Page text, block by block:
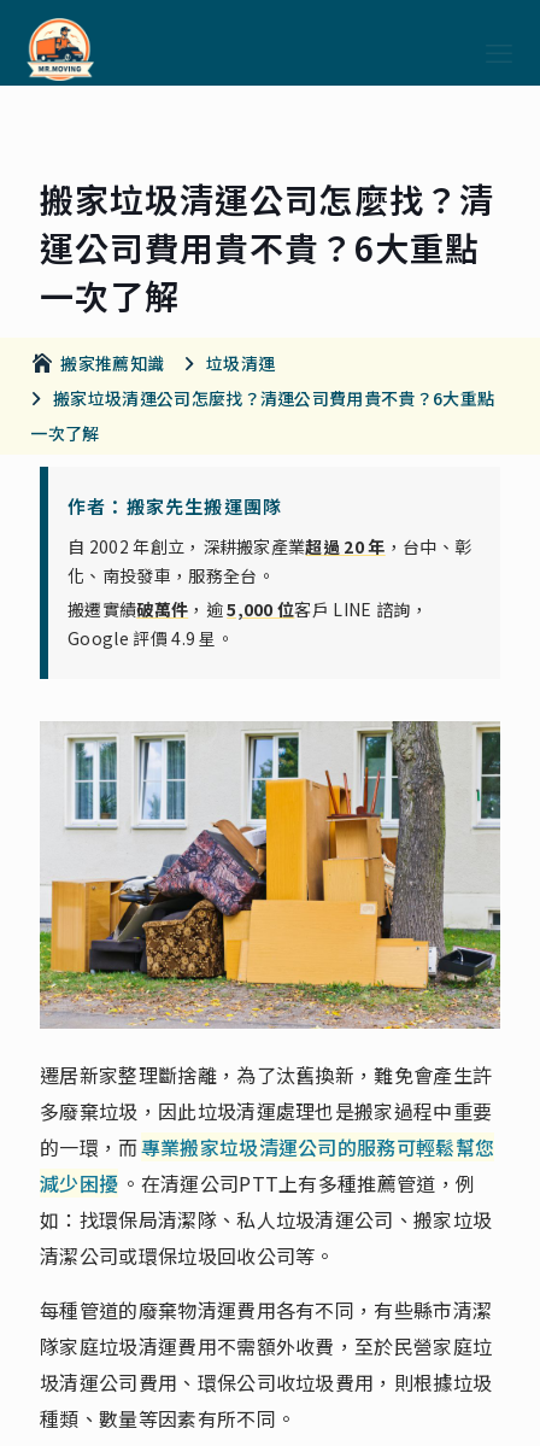
搬家垃圾清運公司怎麼找？清
運公司費用貴不貴？6大重點
一次了解
搬家推薦知識
垃圾清運
搬家垃圾清運公司怎麼找？清運公司費用貴不貴？6大重點
一次了解
作者：搬家先生搬運團隊
自 2002 年創立，深耕搬家產業超過 20 年 ，台中、彰
化、南投發車，服務全台。
搬遷實績破萬件 ，逾5,000 位客戶 LINE 諮詢，
Google 評價 4.9 星。
遷居新家整理斷捨離，為了汰舊換新，難免會產生許
多廢棄垃圾，因此垃圾清運處理也是搬家過程中重要
的一環，而專業搬家垃圾清運公司的服務可輕鬆幫您
減少困擾 。在清運公司PTT上有多種推薦管道，例
如：找環保局清潔隊、私人垃圾清運公司、搬家垃圾
清潔公司或環保垃圾回收公司等。
每種管道的廢棄物清運費用各有不同，有些縣市清潔
隊家庭垃圾清運費用不需額外收費，至於民營家庭垃
圾清運公司費用、環保公司收垃圾費用，則根據垃圾
種類、數量等因素有所不同。